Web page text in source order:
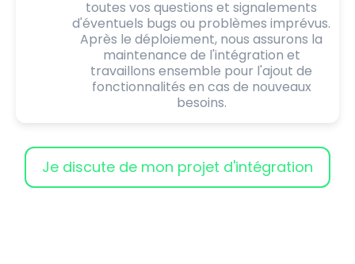
toutes vos questions et signalements
d'éventuels bugs ou problèmes imprévus.
Après le déploiement, nous assurons la
maintenance de l'intégration et
travaillons ensemble pour l'ajout de
fonctionnalités en cas de nouveaux
besoins.
Je discute de mon projet d'intégration